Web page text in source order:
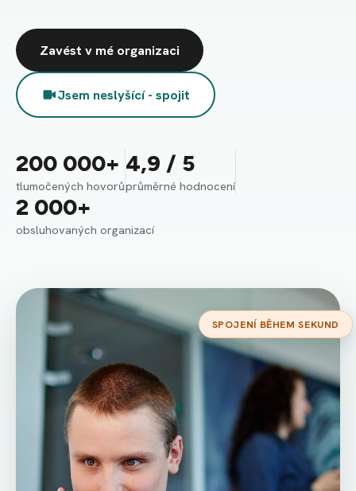
Zavést v mé organizaci
Jsem neslyšící - spojit
200 000+
tlumočených hovorů
4,9 / 5
průměrné hodnocení
2 000+
obsluhovaných organizací
SPOJENÍ BĚHEM SEKUND